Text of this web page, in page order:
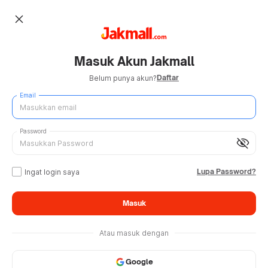
close
Masuk Akun Jakmall
Belum punya akun?Daftar
Email
visibility_off
Password
Ingat login saya Lupa Password?
Masuk
Atau masuk dengan
Google